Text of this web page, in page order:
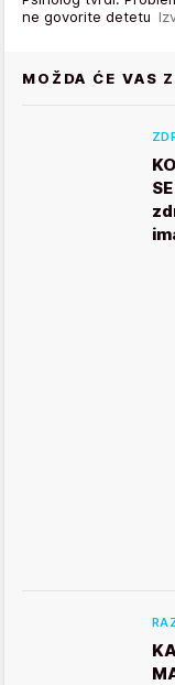
ne govorite detetu
MOŽDA ĆE VAS